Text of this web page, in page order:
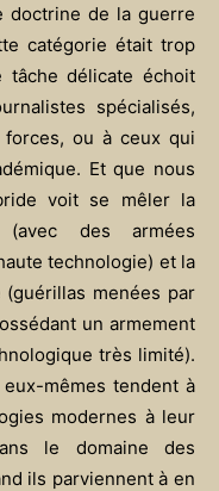
doctrine de la guerre
catégorie était trop
tâche délicate échoit
spécialisés,
ou à ceux qui
Et que nous
voit se mêler la
(avec des armées
technologie) et la
menées par
un armement
très limité).
mêmes tendent à
modernes à leur
le domaine des
ils parviennent à en